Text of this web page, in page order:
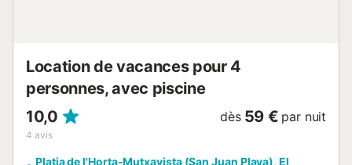
Location de vacances pour 4
personnes, avec piscine
10,0
4 avis
dès 59 € par nuit
Platja de l'Horta-Mutxavista (San Juan Playa), El